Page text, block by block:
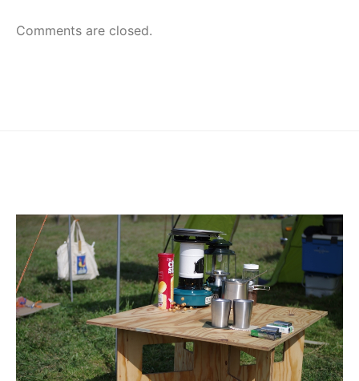
Comments are closed.